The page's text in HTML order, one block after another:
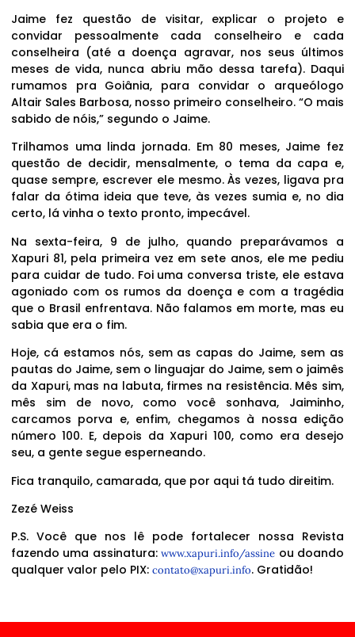
Jaime fez questão de visitar, explicar o projeto e
convidar pessoalmente cada conselheiro e cada
conselheira (até a doença agravar, nos seus últimos
meses de vida, nunca abriu mão dessa tarefa). Daqui
rumamos pra Goiânia, para convidar o arqueólogo
Altair Sales Barbosa, nosso primeiro conselheiro. “O mais
sabido de nóis,” segundo o Jaime.
Trilhamos uma linda jornada. Em 80 meses, Jaime fez
questão de decidir, mensalmente, o tema da capa e,
quase sempre, escrever ele mesmo. Às vezes, ligava pra
falar da ótima ideia que teve, às vezes sumia e, no dia
certo, lá vinha o texto pronto, impecável.
Na sexta-feira, 9 de julho, quando preparávamos a
Xapuri 81, pela primeira vez em sete anos, ele me pediu
para cuidar de tudo. Foi uma conversa triste, ele estava
agoniado com os rumos da doença e com a tragédia
que o Brasil enfrentava. Não falamos em morte, mas eu
sabia que era o fim.
Hoje, cá estamos nós, sem as capas do Jaime, sem as
pautas do Jaime, sem o linguajar do Jaime, sem o jaimês
da Xapuri, mas na labuta, firmes na resistência. Mês sim,
mês sim de novo, como você sonhava, Jaiminho,
carcamos porva e, enfim, chegamos à nossa edição
número 100. E, depois da Xapuri 100, como era desejo
seu, a gente segue esperneando.
Fica tranquilo, camarada, que por aqui tá tudo direitim.
Zezé Weiss
P.S. Você que nos lê pode fortalecer nossa Revista
fazendo uma assinatura:www.xapuri.info/assine ou doando
qualquer valor pelo PIX: contato@xapuri.info. Gratidão!